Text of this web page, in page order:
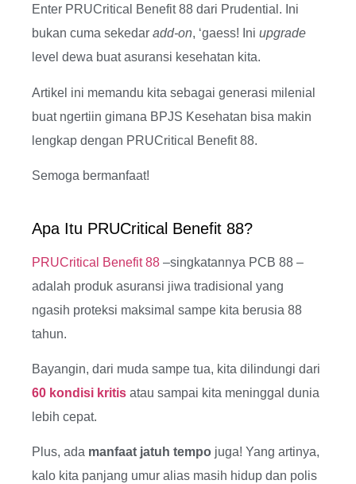
Enter PRUCritical Benefit 88 dari Prudential. Ini
bukan cuma sekedar add-on, ‘gaess! Ini upgrade
level dewa buat asuransi kesehatan kita.
Artikel ini memandu kita sebagai generasi milenial
buat ngertiin gimana BPJS Kesehatan bisa makin
lengkap dengan PRUCritical Benefit 88.
Semoga bermanfaat!
Apa Itu PRUCritical Benefit 88?
PRUCritical Benefit 88 –singkatannya PCB 88 –
adalah produk asuransi jiwa tradisional yang
ngasih proteksi maksimal sampe kita berusia 88
tahun.
Bayangin, dari muda sampe tua, kita dilindungi dari
60 kondisi kritis atau sampai kita meninggal dunia
lebih cepat.
Plus, ada manfaat jatuh tempo juga! Yang artinya,
kalo kita panjang umur alias masih hidup dan polis